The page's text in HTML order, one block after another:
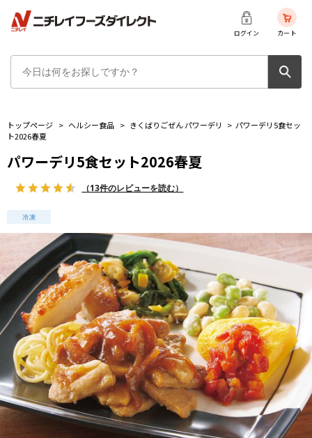
ログイン カート
トップページ > ヘルシー食品 > きくばりごぜん パワーデリ > パワーデリ5食セッ
ト2026春夏
パワーデリ5食セット2026春夏
（13件のレビューを読む）